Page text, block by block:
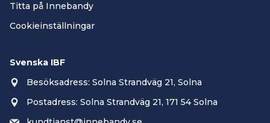
Titta på Innebandy
Cookieinställningar
Svenska IBF
Besöksadress: Solna Strandväg 21, Solna
Postadress: Solna Strandväg 21, 171 54 Solna